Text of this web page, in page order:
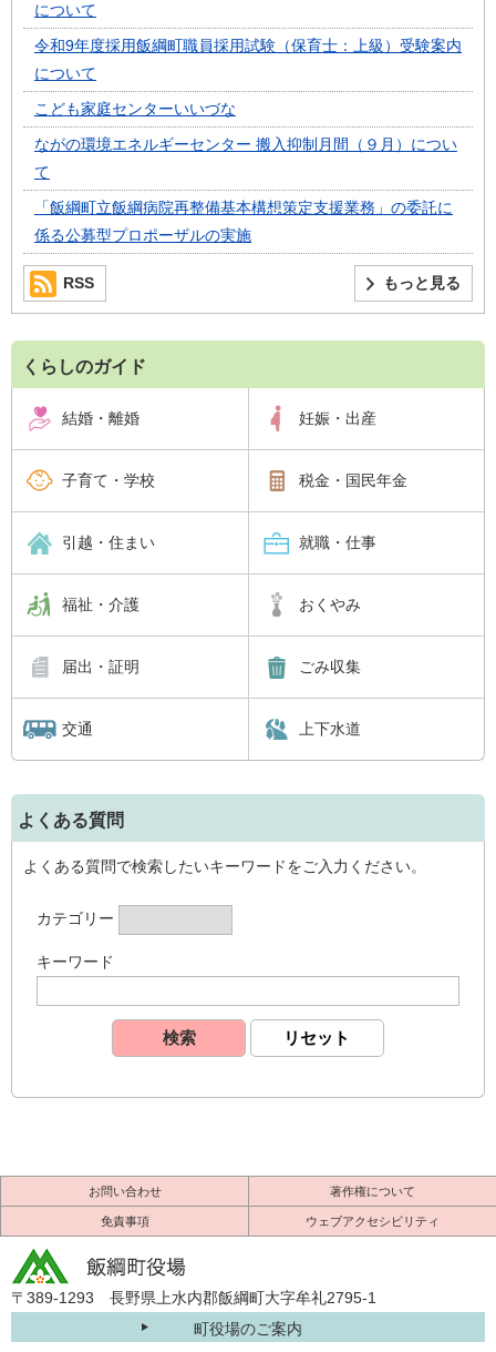
について
令和9年度採用飯綱町職員採用試験（保育士：上級）受験案内
について
こども家庭センターいいづな
ながの環境エネルギーセンター 搬入抑制月間（９月）につい
て
「飯綱町立飯綱病院再整備基本構想策定支援業務」の委託に
係る公募型プロポーザルの実施
もっと見る
RSS
くらしのガイド
結婚・離婚 妊娠・出産
子育て・学校 税金・国民年金
引越・住まい 就職・仕事
福祉・介護 おくやみ
届出・証明 ごみ収集
交通 上下水道
よくある質問
よくある質問で検索したいキーワードをご入力ください。
カテゴリー
キーワード
お問い合わせ 著作権について
免責事項 ウェブアクセシビリティ
〒389-1293 長野県上水内郡飯綱町大字牟礼2795-1
町役場のご案内